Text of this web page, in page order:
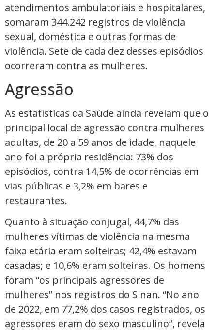
atendimentos ambulatoriais e hospitalares,
somaram 344.242 registros de violência
sexual, doméstica e outras formas de
violência. Sete de cada dez desses episódios
ocorreram contra as mulheres.
Agressão
As estatísticas da Saúde ainda revelam que o
principal local de agressão contra mulheres
adultas, de 20 a 59 anos de idade, naquele
ano foi a própria residência: 73% dos
episódios, contra 14,5% de ocorrências em
vias públicas e 3,2% em bares e
restaurantes.
Quanto à situação conjugal, 44,7% das
mulheres vítimas de violência na mesma
faixa etária eram solteiras; 42,4% estavam
casadas; e 10,6% eram solteiras. Os homens
foram “os principais agressores de
mulheres” nos registros do Sinan. “No ano
de 2022, em 77,2% dos casos registrados, os
agressores eram do sexo masculino”, revela